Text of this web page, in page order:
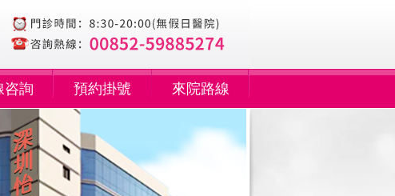
咨詢 預約掛號 來院路線